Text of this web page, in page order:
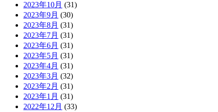
2023年10月 (31)
2023年9月 (30)
2023年8月 (31)
2023年7月 (31)
2023年6月 (31)
2023年5月 (31)
2023年4月 (31)
2023年3月 (32)
2023年2月 (31)
2023年1月 (31)
2022年12月 (33)